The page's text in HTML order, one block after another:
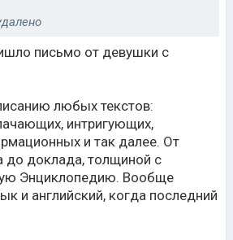
письмо от девушки с
любых текстов:
интригующих,
и так далее. От
до доклада, толщиной с
Энциклопедию. Вообще
и английский, когда последний